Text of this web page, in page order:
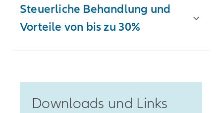
Steuerliche Behandlung und
Vorteile von bis zu 30%
Downloads und Links